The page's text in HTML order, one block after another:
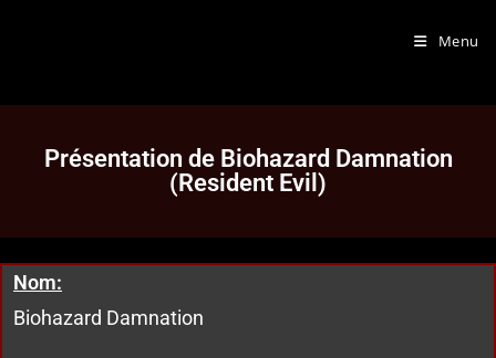
Menu
Présentation de Biohazard Damnation
(Resident Evil)
Nom:
Biohazard Damnation